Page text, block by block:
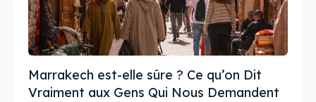
Marrakech est-elle sûre ? Ce qu’on Dit
Vraiment aux Gens Qui Nous Demandent